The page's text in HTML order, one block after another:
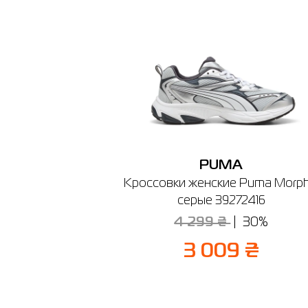
PUMA
Кроссовки женские Puma
серые 39272416
4 299 ₴ 30%
3 009 ₴